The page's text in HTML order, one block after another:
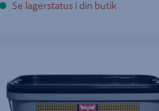
Se lagerstatus i din butik